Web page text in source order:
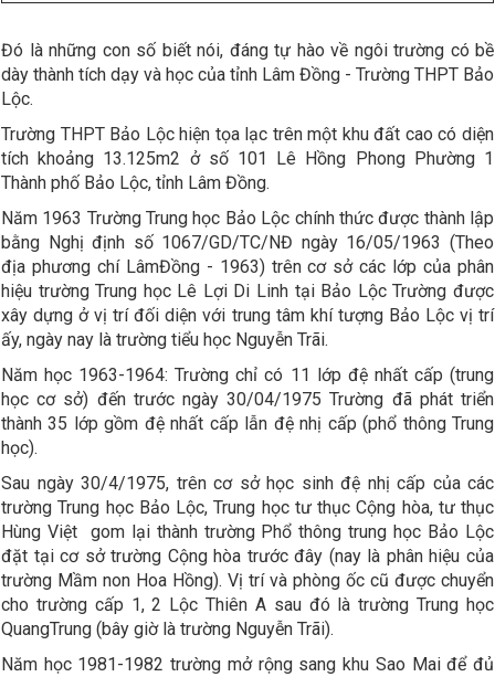
Đó là những con số biết nói, đáng tự hào về ngôi trường có bề
dày thành tích dạy và học của tỉnh Lâm Đồng - Trường THPT Bảo
Lộc.
Trường THPT Bảo Lộc hiện tọa lạc trên một khu đất cao có diện
tích khoảng 13.125m2 ở số 101 Lê Hồng Phong Phường 1
Thành phố Bảo Lộc, tỉnh Lâm Đồng.
Năm 1963 Trường Trung học Bảo Lộc chính thức được thành lập
bằng Nghị định số 1067/GD/TC/NĐ ngày 16/05/1963 (Theo
địa phương chí LâmĐồng - 1963) trên cơ sở các lớp của phân
hiệu trường Trung học Lê Lợi Di Linh tại Bảo Lộc Trường được
xây dựng ở vị trí đối diện với trung tâm khí tượng Bảo Lộc vị trí
ấy, ngày nay là trường tiểu học Nguyễn Trãi.
Năm học 1963-1964: Trường chỉ có 11 lớp đệ nhất cấp (trung
học cơ sở) đến trước ngày 30/04/1975 Trường đã phát triển
thành 35 lớp gồm đệ nhất cấp lẫn đệ nhị cấp (phổ thông Trung
học).
Sau ngày 30/4/1975, trên cơ sở học sinh đệ nhị cấp của các
trường Trung học Bảo Lộc, Trung học tư thục Cộng hòa, tư thục
Hùng Việt gom lại thành trường Phổ thông trung học Bảo Lộc
đặt tại cơ sở trường Cộng hòa trước đây (nay là phân hiệu của
trường Mầm non Hoa Hồng). Vị trí và phòng ốc cũ được chuyển
cho trường cấp 1, 2 Lộc Thiên A sau đó là trường Trung học
QuangTrung (bây giờ là trường Nguyễn Trãi).
Năm học 1981-1982 trường mở rộng sang khu Sao Mai để đủ